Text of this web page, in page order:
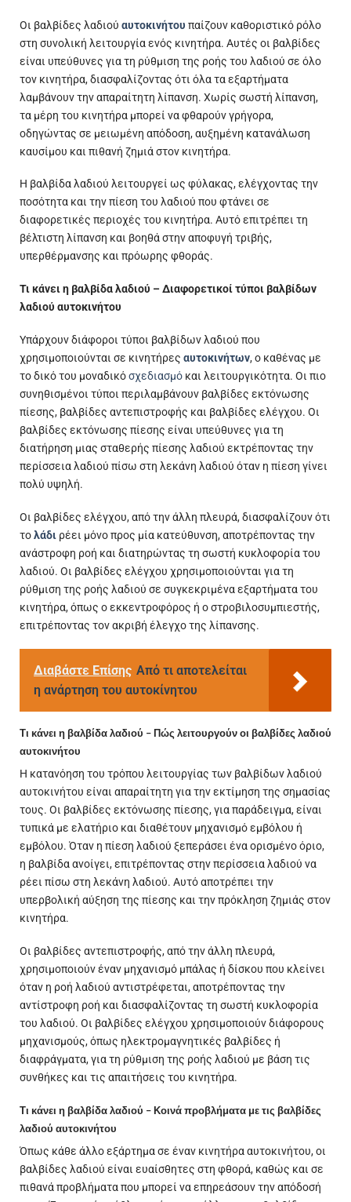
Οι βαλβίδες λαδιού αυτοκινήτου παίζουν καθοριστικό ρόλο
στη συνολική λειτουργία ενός κινητήρα. Αυτές οι βαλβίδες
είναι υπεύθυνες για τη ρύθμιση της ροής του λαδιού σε όλο
τον κινητήρα, διασφαλίζοντας ότι όλα τα εξαρτήματα
λαμβάνουν την απαραίτητη λίπανση. Χωρίς σωστή λίπανση,
τα μέρη του κινητήρα μπορεί να φθαρούν γρήγορα,
οδηγώντας σε μειωμένη απόδοση, αυξημένη κατανάλωση
καυσίμου και πιθανή ζημιά στον κινητήρα.
Η βαλβίδα λαδιού λειτουργεί ως φύλακας, ελέγχοντας την
ποσότητα και την πίεση του λαδιού που φτάνει σε
διαφορετικές περιοχές του κινητήρα. Αυτό επιτρέπει τη
βέλτιστη λίπανση και βοηθά στην αποφυγή τριβής,
υπερθέρμανσης και πρόωρης φθοράς.
Τι κάνει η βαλβίδα λαδιού – Διαφορετικοί τύποι βαλβίδων
λαδιού αυτοκινήτου
Υπάρχουν διάφοροι τύποι βαλβίδων λαδιού που
χρησιμοποιούνται σε κινητήρες αυτοκινήτων, ο καθένας με
το δικό του μοναδικόσχεδιασμό και λειτουργικότητα. Οι πιο
συνηθισμένοι τύποι περιλαμβάνουν βαλβίδες εκτόνωσης
πίεσης, βαλβίδες αντεπιστροφής και βαλβίδες ελέγχου. Οι
βαλβίδες εκτόνωσης πίεσης είναι υπεύθυνες για τη
διατήρηση μιας σταθερής πίεσης λαδιού εκτρέποντας την
περίσσεια λαδιού πίσω στη λεκάνη λαδιού όταν η πίεση γίνει
πολύ υψηλή.
Οι βαλβίδες ελέγχου, από την άλλη πλευρά, διασφαλίζουν ότι
τολάδι ρέει μόνο προς μία κατεύθυνση, αποτρέποντας την
ανάστροφη ροή και διατηρώντας τη σωστή κυκλοφορία του
λαδιού. Οι βαλβίδες ελέγχου χρησιμοποιούνται για τη
ρύθμιση της ροής λαδιού σε συγκεκριμένα εξαρτήματα του
κινητήρα, όπως ο εκκεντροφόρος ή ο στροβιλοσυμπιεστής,
επιτρέποντας τον ακριβή έλεγχο της λίπανσης.
Διαβάστε Επίσης Από τι αποτελείται
η ανάρτηση του αυτοκίνητου
Τι κάνει η βαλβίδα λαδιού – Πώς λειτουργούν οι βαλβίδες λαδιού
αυτοκινήτου
Η κατανόηση του τρόπου λειτουργίας των βαλβίδων λαδιού
αυτοκινήτου είναι απαραίτητη για την εκτίμηση της σημασίας
τους. Οι βαλβίδες εκτόνωσης πίεσης, για παράδειγμα, είναι
τυπικά με ελατήριο και διαθέτουν μηχανισμό εμβόλου ή
εμβόλου. Όταν η πίεση λαδιού ξεπεράσει ένα ορισμένο όριο,
η βαλβίδα ανοίγει, επιτρέποντας στην περίσσεια λαδιού να
ρέει πίσω στη λεκάνη λαδιού. Αυτό αποτρέπει την
υπερβολική αύξηση της πίεσης και την πρόκληση ζημιάς στον
κινητήρα.
Οι βαλβίδες αντεπιστροφής, από την άλλη πλευρά,
χρησιμοποιούν έναν μηχανισμό μπάλας ή δίσκου που κλείνει
όταν η ροή λαδιού αντιστρέφεται, αποτρέποντας την
αντίστροφη ροή και διασφαλίζοντας τη σωστή κυκλοφορία
του λαδιού. Οι βαλβίδες ελέγχου χρησιμοποιούν διάφορους
μηχανισμούς, όπως ηλεκτρομαγνητικές βαλβίδες ή
διαφράγματα, για τη ρύθμιση της ροής λαδιού με βάση τις
συνθήκες και τις απαιτήσεις του κινητήρα.
Τι κάνει η βαλβίδα λαδιού – Κοινά προβλήματα με τις βαλβίδες
λαδιού αυτοκινήτου
Όπως κάθε άλλο εξάρτημα σε έναν κινητήρα αυτοκινήτου, οι
βαλβίδες λαδιού είναι ευαίσθητες στη φθορά, καθώς και σε
πιθανά προβλήματα που μπορεί να επηρεάσουν την απόδοσή